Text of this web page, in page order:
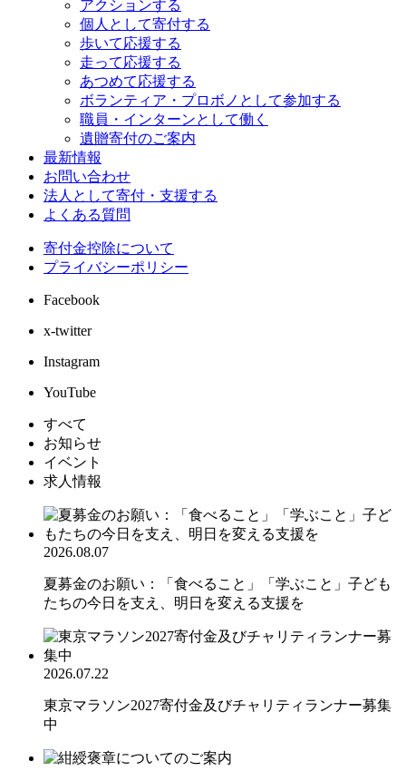
アクションする
個人として寄付する
歩いて応援する
走って応援する
あつめて応援する
ボランティア・プロボノとして参加する
職員・インターンとして働く
遺贈寄付のご案内
最新情報
お問い合わせ
法人として寄付・支援する
よくある質問
寄付金控除について
プライバシーポリシー
Facebook
x-twitter
Instagram
YouTube
すべて
お知らせ
イベント
求人情報
2026.08.07
夏募金のお願い：「食べること」「学ぶこと」子ども
たちの今日を支え、明日を変える支援を
2026.07.22
東京マラソン2027寄付金及びチャリティランナー募集
中